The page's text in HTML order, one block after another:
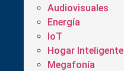
Audiovisuales
Energía
IoT
Hogar Inteligente
Megafonía